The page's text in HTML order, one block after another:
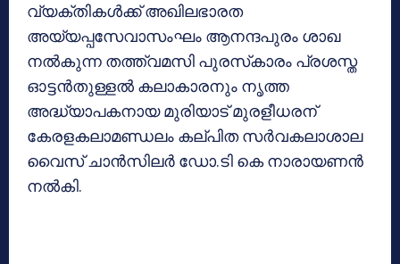
വ്യക്തികള്‍ക്ക് അഖിലഭാരത
അയ്യപ്പസേവാസംഘം ആനന്ദപുരം ശാഖ
നല്‍കുന്ന തത്ത്വമസി പുരസ്‌കാരം പ്രശസ്ത
ഓട്ടന്‍തുള്ളല്‍ കലാകാരനും നൃത്ത
അദ്ധ്യാപകനായ മുരിയാട് മുരളീധരന്
കേരളകലാമണ്ഡലം കല്പിത സര്‍വകലാശാല
വൈസ് ചാന്‍സിലര്‍ ഡോ.ടി കെ നാരായണന്‍
നല്‍കി.